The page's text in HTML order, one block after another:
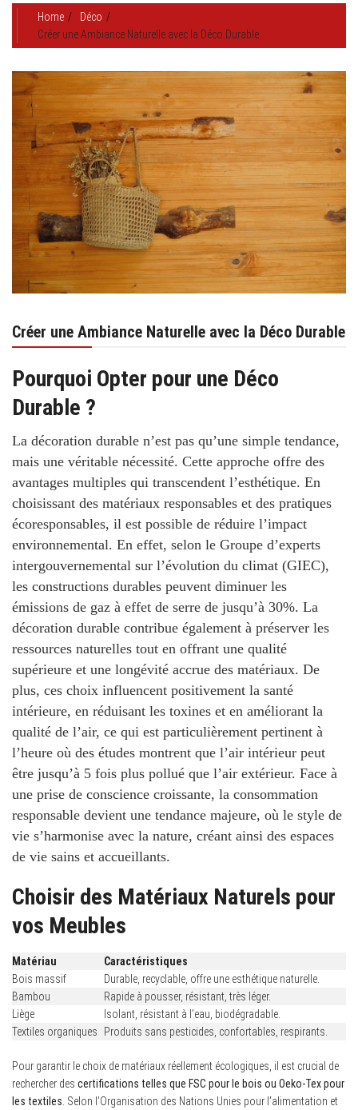
Home
Déco
Créer une Ambiance Naturelle avec la Déco Durable
Créer une Ambiance Naturelle avec la Déco Durable
Pourquoi Opter pour une Déco
Durable ?
La décoration durable n’est pas qu’une simple tendance,
mais une véritable nécessité. Cette approche offre des
avantages multiples qui transcendent l’esthétique. En
choisissant des matériaux responsables et des pratiques
écoresponsables, il est possible de réduire l’impact
environnemental. En effet, selon le Groupe d’experts
intergouvernemental sur l’évolution du climat (GIEC),
les constructions durables peuvent diminuer les
émissions de gaz à effet de serre de jusqu’à 30%. La
décoration durable contribue également à préserver les
ressources naturelles tout en offrant une qualité
supérieure et une longévité accrue des matériaux. De
plus, ces choix influencent positivement la santé
intérieure, en réduisant les toxines et en améliorant la
qualité de l’air, ce qui est particulièrement pertinent à
l’heure où des études montrent que l’air intérieur peut
être jusqu’à 5 fois plus pollué que l’air extérieur. Face à
une prise de conscience croissante, la consommation
responsable devient une tendance majeure, où le style de
vie s’harmonise avec la nature, créant ainsi des espaces
de vie sains et accueillants.
Choisir des Matériaux Naturels pour
vos Meubles
Matériau
Caractéristiques
Bois massif
Durable, recyclable, offre une esthétique naturelle.
Bambou
Rapide à pousser, résistant, très léger.
Liège
Isolant, résistant à l’eau, biodégradable.
Textiles organiques
Produits sans pesticides, confortables, respirants.
Pour garantir le choix de matériaux réellement écologiques, il est crucial de
rechercher des certifications telles que FSC pour le bois ou Oeko-Tex pour
les textiles. Selon l’Organisation des Nations Unies pour l’alimentation et